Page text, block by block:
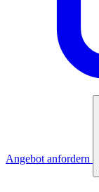
Angebot anfordern